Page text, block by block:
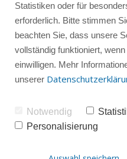
Instagram
Instagram-
Sparring
Instagram
LinkedIn
Social Media
Instagram-
Instagram-Check
Statistiken oder für
erforderlich. Bitte stimmen
beachten Sie, dass unsere
vollständig funktioniert,
einwilligen. Mehr
unserer
Notwendig
Personalisierung